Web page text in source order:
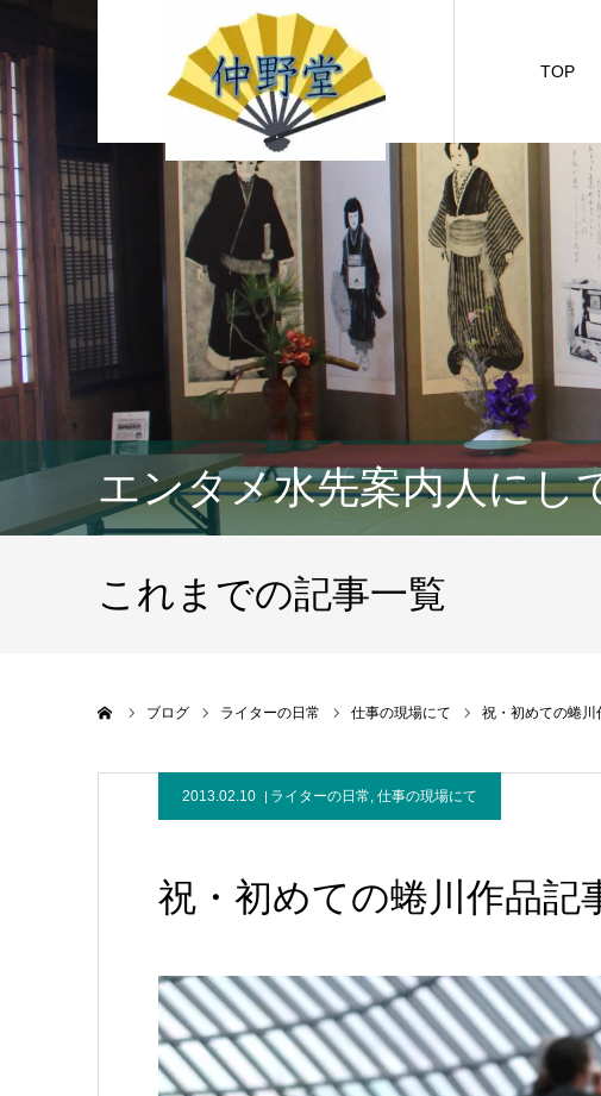
TOP
エンタメ水先案内人にし
これまでの記事一覧
ブログ ライターの日常 仕事の現場にて 祝・初めての蜷川
2013.02.10 ライターの日常, 仕事の現場にて
祝・初めての蜷川作品記